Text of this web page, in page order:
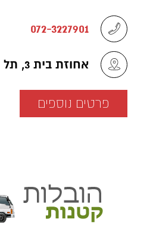
072-3227901
אחוזת בית 3, תל אביב יפו
פרטים נוספים